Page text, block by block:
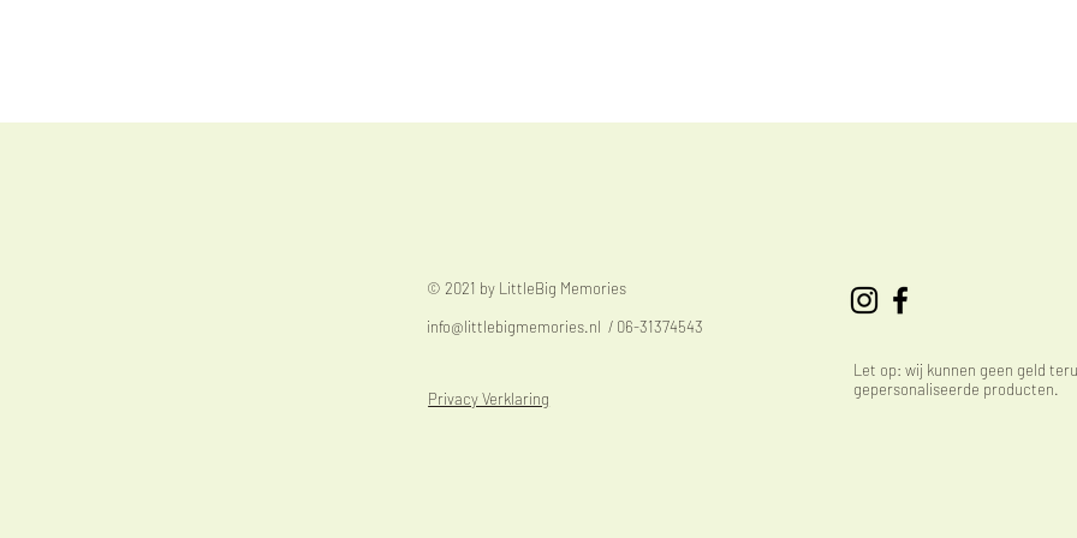
Let op: wij kunnen geen geld
gepersonaliseerde producten.
© 2021 by LittleBig Memories
info@littlebigmemories.nl / 06-31374543
Privacy Verklaring